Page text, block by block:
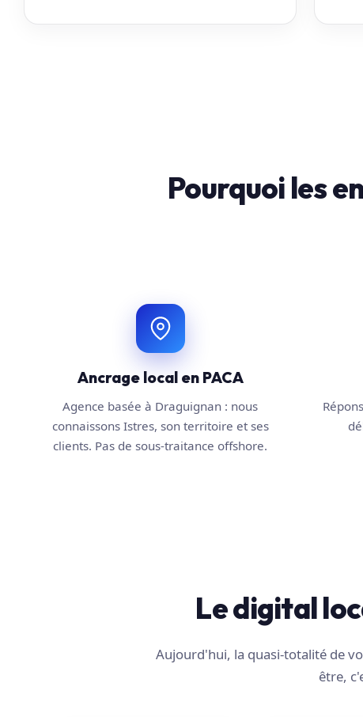
Pourquoi les
Ancrage local en PACA
Agence basée à Draguignan : nous
connaissons Istres, son territoire et ses
clients. Pas de sous-traitance offshore.
Le digital
Aujourd'hui, la quasi-totalité de
être,